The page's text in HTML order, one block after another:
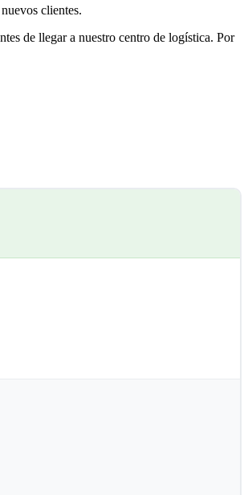
clientes.
de llegar a nuestro centro de logística. Por